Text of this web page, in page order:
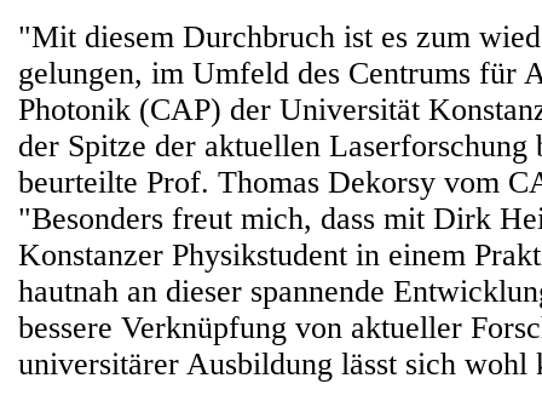
"Mit diesem Durchbruch ist es zum
gelungen, im Umfeld des Centrums für
Photonik (CAP) der Universität
der Spitze der aktuellen
beurteilte Prof. Thomas Dekorsy vom
"Besonders freut mich, dass mit Dirk
Konstanzer Physikstudent in einem
hautnah an dieser spannende
bessere Verknüpfung von aktueller
universitärer Ausbildung lässt sich wohl